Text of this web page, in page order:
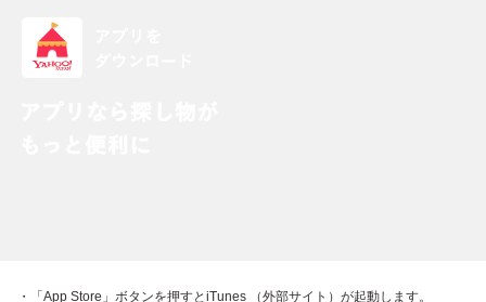
・「App Store」ボタンを押すとiTunes （外部サイト）が起動します。